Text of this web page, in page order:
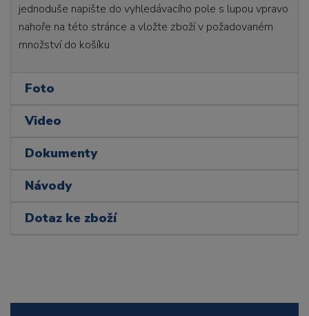
jednoduše napište do vyhledávacího pole s lupou vpravo
nahoře na této stránce a vložte zboží v požadovaném
množství do košíku
Foto
Video
Dokumenty
Návody
Dotaz ke zboží